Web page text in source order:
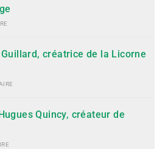
créatrice de la Licorne
Quincy, créateur de